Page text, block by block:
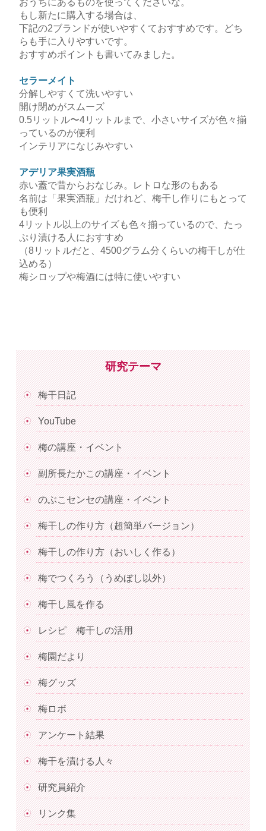
おうちにあるものを使ってくださいな。
もし新たに購入する場合は、
下記の2ブランドが使いやすくておすすめです。どち
らも手に入りやすいです。
おすすめポイントも書いてみました。
セラーメイト
分解しやすくて洗いやすい
開け閉めがスムーズ
0.5リットル〜4リットルまで、小さいサイズが色々揃
っているのが便利
インテリアになじみやすい
アデリア果実酒瓶
赤い蓋で昔からおなじみ。レトロな形のもある
名前は「果実酒瓶」だけれど、梅干し作りにもとって
も便利
4リットル以上のサイズも色々揃っているので、たっ
ぷり漬ける人におすすめ
（8リットルだと、4500グラム分くらいの梅干しが仕
込める）
梅シロップや梅酒には特に使いやすい
研究テーマ
梅干日記
YouTube
梅の講座・イベント
副所長たかこの講座・イベント
のぶこセンセの講座・イベント
梅干しの作り方（超簡単バージョン）
梅干しの作り方（おいしく作る）
梅でつくろう（うめぼし以外）
梅干し風を作る
レシピ 梅干しの活用
梅園だより
梅グッズ
梅ロボ
アンケート結果
梅干を漬ける人々
研究員紹介
リンク集